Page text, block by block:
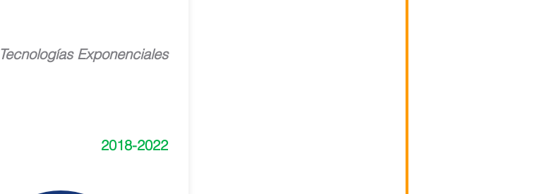
Tecnologías Exponenciales
2018-2022